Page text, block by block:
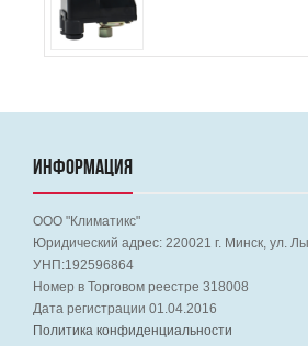
ИНФОРМАЦИЯ
ООО "Климатикс"
Юридический адрес: 220021 г. Минск, ул.
УНП:192596864
Номер в Торговом реестре 318008
Дата регистрации 01.04.2016
Политика конфиденциальности